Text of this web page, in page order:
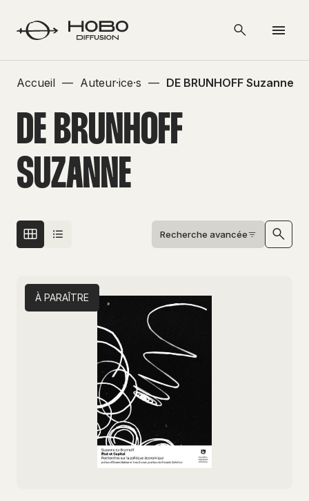
Accueil — Auteur·ice·s — DE BRUNHOFF Suzanne
DE BRUNHOFF
SUZANNE
Recherche avancée
À PARAÎTRE